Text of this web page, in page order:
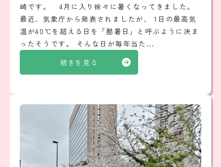
続きを見る
崎です。 4月に入り徐々に暑くなってきました。
最近、気象庁から発表されましたが、 1日の最高気
温が40℃を超える日を「酷暑日」と呼ぶように決ま
ったそうです。 そんな日が毎年当た...